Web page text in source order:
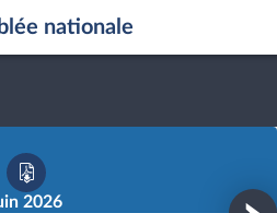
nationale
2026